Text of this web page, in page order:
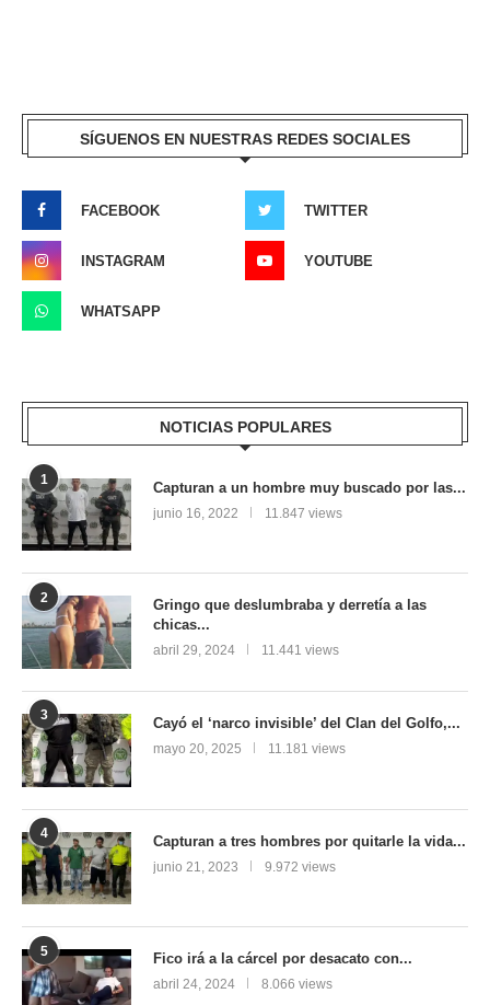
SÍGUENOS EN NUESTRAS REDES SOCIALES
FACEBOOK TWITTER
INSTAGRAM YOUTUBE
WHATSAPP
NOTICIAS POPULARES
1 Capturan a un hombre muy buscado por las...
junio 16, 2022 11.847 views
2
Gringo que deslumbraba y derretía a las
chicas...
abril 29, 2024 11.441 views
3 Cayó el ‘narco invisible’ del Clan del Golfo,...
mayo 20, 2025 11.181 views
4 Capturan a tres hombres por quitarle la vida...
junio 21, 2023 9.972 views
5 Fico irá a la cárcel por desacato con...
abril 24, 2024 8.066 views